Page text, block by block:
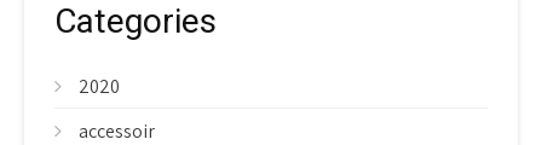
Categories
2020
accessoir